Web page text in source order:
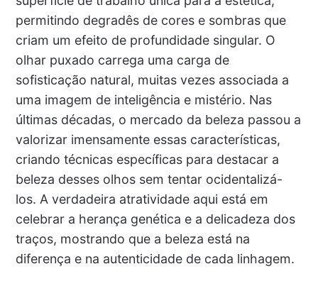
permitindo degradês de cores e sombras que
criam um efeito de profundidade singular. O
olhar puxado carrega uma carga de
sofisticação natural, muitas vezes associada a
uma imagem de inteligência e mistério. Nas
últimas décadas, o mercado da beleza passou a
valorizar imensamente essas características,
criando técnicas específicas para destacar a
beleza desses olhos sem tentar ocidentalizá-
los. A verdadeira atratividade aqui está em
celebrar a herança genética e a delicadeza dos
traços, mostrando que a beleza está na
diferença e na autenticidade de cada linhagem.